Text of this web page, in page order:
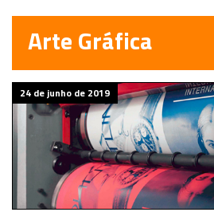
Arte Gráfica
24 de junho de 2019